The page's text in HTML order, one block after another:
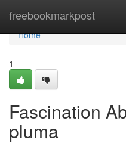
freebookmarkpost
Home
Home
1
Fascination
pluma